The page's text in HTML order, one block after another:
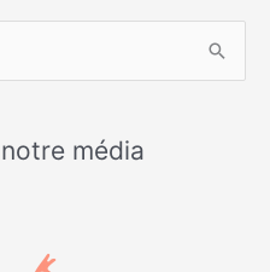
média